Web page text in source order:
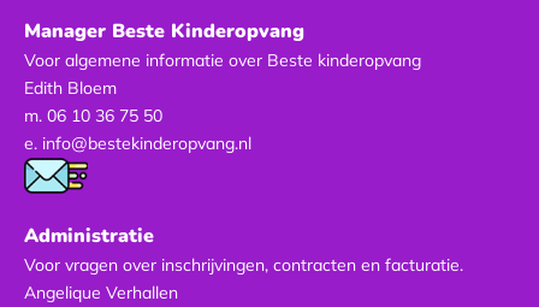
Manager Beste Kinderopvang
Voor algemene informatie over Beste kinderopvang
Edith Bloem
m. 06 10 36 75 50
e. info@bestekinderopvang.nl
Administratie
Voor vragen over inschrijvingen, contracten en facturatie.
Angelique Verhallen